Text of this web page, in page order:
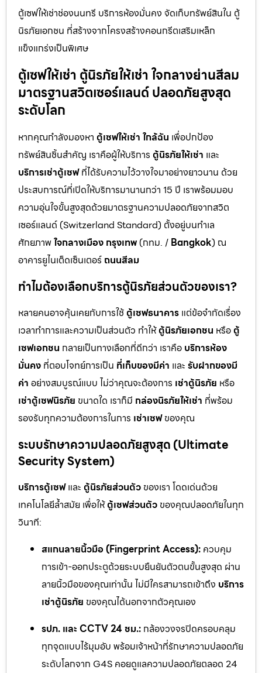
ตู้เซฟให้เช่าช่องนนทรี บริการห้องมั่นคง จัดเก็บทรัพย์สินใน ตู้
นิรภัยเอกชน ที่สร้างจากโครงสร้างคอนกรีตเสริมเหล็ก
แข็งแกร่งเป็นพิเศษ
ตู้เซฟให้เช่า ตู้นิรภัยให้เช่า ใจกลางย่านสีลม
มาตรฐานสวิตเซอร์แลนด์ ปลอดภัยสูงสุด
ระดับโลก
หากคุณกำลังมองหา ตู้เซฟให้เช่า ใกล้ฉัน เพื่อปกป้อง
ทรัพย์สินชิ้นสำคัญ เราคือผู้ให้บริการ ตู้นิรภัยให้เช่า และ
บริการเช่าตู้เซฟที่ได้รับความไว้วางใจมาอย่างยาวนาน ด้วย
ประสบการณ์ที่เปิดให้บริการมานานกว่า 15 ปี เราพร้อมมอบ
ความอุ่นใจขั้นสูงสุดด้วยมาตรฐานความปลอดภัยจากสวิต
เซอร์แลนด์ (Switzerland Standard) ตั้งอยู่บนทำเล
ศักยภาพใจกลางเมือง กรุงเทพ(กทม. / Bangkok) ณ
อาคารยูไนเต็ดเซ็นเตอร์ ถนนสีลม
ทำไมต้องเลือกบริการตู้นิรภัยส่วนตัวของเรา?
หลายคนอาจคุ้นเคยกับการใช้ ตู้เซฟธนาคาร แต่ข้อจำกัดเรื่อง
เวลาทำการและความเป็นส่วนตัว ทำให้ตู้นิรภัยเอกชน หรือ ตู้
เซฟเอกชน กลายเป็นทางเลือกที่ดีกว่า เราคือ บริการห้อง
มั่นคง ที่ตอบโจทย์การเป็น ที่เก็บของมีค่า และ รับฝากของมี
ค่า อย่างสมบูรณ์แบบ ไม่ว่าคุณจะต้องการ เช่าตู้นิรภัย หรือ
เช่าตู้เซฟนิรภัย ขนาดใด เราก็มี กล่องนิรภัยให้เช่า ที่พร้อม
รองรับทุกความต้องการในการ เช่าเซฟของคุณ
ระบบรักษาความปลอดภัยสูงสุด (Ultimate
Security System)
บริการตู้เซฟและ ตู้นิรภัยส่วนตัว ของเรา โดดเด่นด้วย
เทคโนโลยีล้ำสมัย เพื่อให้ตู้เซฟส่วนตัว ของคุณปลอดภัยในทุก
วินาที:
สแกนลายนิ้วมือ (Fingerprint Access): ควบคุม
การเข้า-ออกประตูด้วยระบบยืนยันตัวตนขั้นสูงสุด ผ่าน
ลายนิ้วมือของคุณเท่านั้น ไม่มีใครสามารถเข้าถึง บริการ
เช่าตู้นิรภัย ของคุณได้นอกจากตัวคุณเอง
รปภ. และ CCTV 24 ชม.: กล้องวงจรปิดครอบคลุม
ทุกจุดแบบไร้มุมอับ พร้อมเจ้าหน้าที่รักษาความปลอดภัย
ระดับโลกจาก G4S คอยดูแลความปลอดภัยตลอด 24